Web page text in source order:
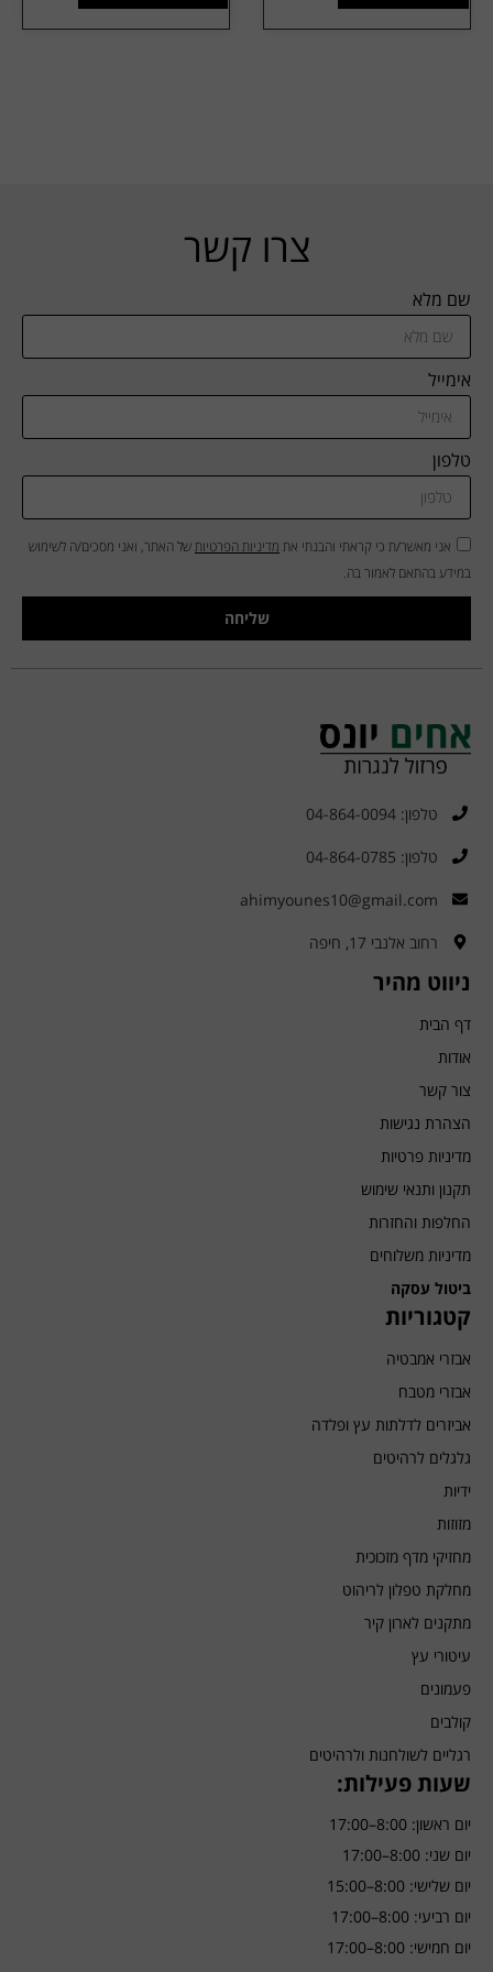
צרו קשר
שם מלא
אימייל
טלפון
אני מאשר/ת כי קראתי והבנתי את מדיניות הפרטיותשל האתר, ואני מסכים/ה לשימוש
במידע בהתאם לאמור בה.
שליחה
טלפון: 04-864-0094
טלפון: 04-864-0785
ahimyounes10@gmail.com
רחוב אלנבי 17, חיפה
קטגוריות
אבזרי אמבטיה
אבזרי מטבח
אביזרים לדלתות עץ ופלדה
גלגלים לרהיטים
ידיות
מזוזות
מחזיקי מדף מזכוכית
מחלקת טפלון לריהוט
מתקנים לארון קיר
עיטורי עץ
פעמונים
קולבים
רגליים לשולחנות ולרהיטים
ניווט מהיר
דף הבית
אודות
צור קשר
הצהרת נגישות
מדיניות פרטיות
תקנון ותנאי שימוש
החלפות והחזרות
מדיניות משלוחים
ביטול עסקה
שעות פעילות:
יום ראשון: 8:00–17:00
יום שני: 8:00–17:00
יום שלישי: 8:00–15:00
יום רביעי: 8:00–17:00
יום חמישי: 8:00–17:00